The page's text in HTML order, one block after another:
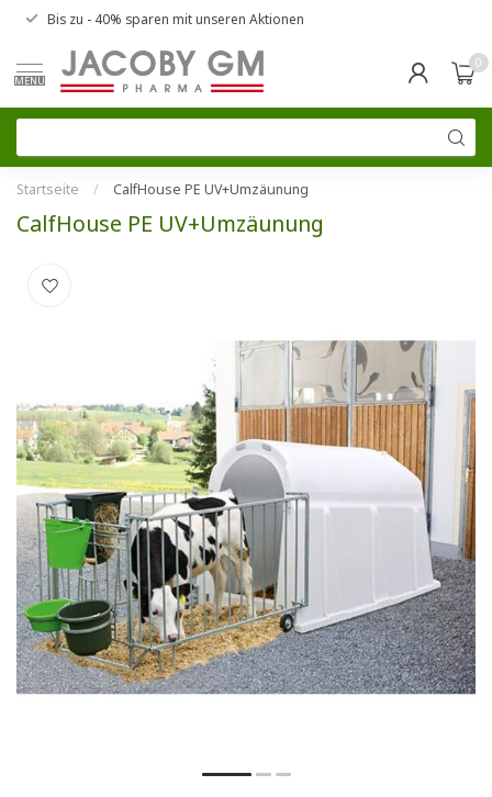
Bis zu - 40% sparen mit unseren Aktionen
MENU
0
Startseite / CalfHouse PE UV+Umzäunung
CalfHouse PE UV+Umzäunung